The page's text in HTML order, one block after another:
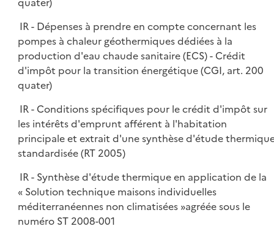
IR - Dépenses à prendre en compte concernant les
pompes à chaleur géothermiques dédiées à la
production d'eau chaude sanitaire (ECS) - Crédit
d'impôt pour la transition énergétique (CGI, art. 200
quater)
IR - Conditions spécifiques pour le crédit d'impôt sur
les intérêts d'emprunt afférent à l'habitation
principale et extrait d'une synthèse d'étude
standardisée (RT 2005)
IR - Synthèse d'étude thermique en application de la
« Solution technique maisons individuelles
méditerranéennes non climatisées »agréée sous le
numéro ST 2008-001